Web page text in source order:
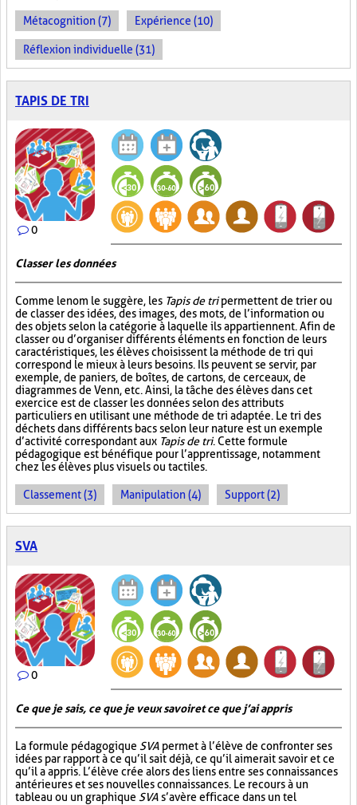
Métacognition (7) Expérience (10)
Réflexion individuelle (31)
TAPIS DE TRI
0
Classer les données
Comme le nom le suggère, les Tapis de tripermettent de trier ou
de classer des idées, des images, des mots, de l’information ou
des objets selon la catégorie à laquelle ils appartiennent. Afin de
classer ou d’organiser différents éléments en fonction de leurs
caractéristiques, les élèves choisissent la méthode de tri qui
correspond le mieux à leurs besoins. Ils peuvent se servir, par
exemple, de paniers, de boîtes, de cartons, de cerceaux, de
diagrammes de Venn, etc. Ainsi, la tâche des élèves dans cet
exercice est de classer les données selon des attributs
particuliers en utilisant une méthode de tri adaptée. Le tri des
déchets dans différents bacs selon leur nature est un exemple
d’activité correspondant aux Tapis de tri. Cette formule
pédagogique est bénéfique pour l’apprentissage, notamment
chez les élèves plus visuels ou tactiles.
Classement (3) Manipulation (4) Support (2)
SVA
0
Ce que je sais, ce que je veux savoir et ce que j’ai appris
La formule pédagogique SVA permet à l’élève de confronter ses
idées par rapport à ce qu’il sait déjà, ce qu’il aimerait savoir et ce
qu’il a appris. L’élève crée alors des liens entre ses connaissances
antérieures et ses nouvelles connaissances. Le recours à un
tableau ou un graphique SVA s’avère efficace dans un tel